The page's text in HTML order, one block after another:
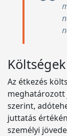
Az étkezés
meghatározott
szerint,
juttatás
személyi